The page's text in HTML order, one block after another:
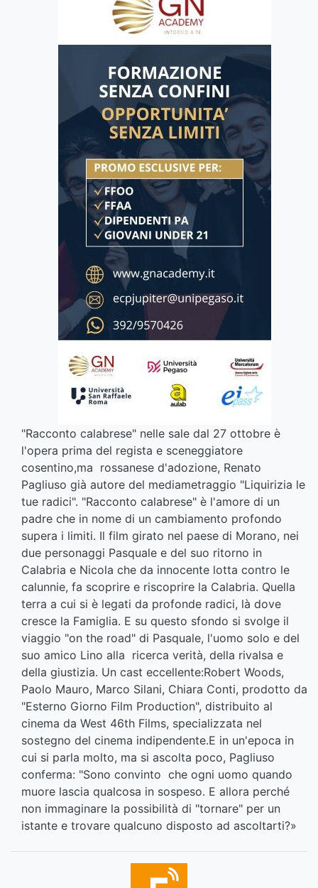
"Racconto calabrese" nelle sale dal 27 ottobre è
l'opera prima del regista e sceneggiatore
cosentino,ma rossanese d'adozione, Renato
Pagliuso già autore del mediametraggio "Liquirizia le
tue radici". "Racconto calabrese" è l'amore di un
padre che in nome di un cambiamento profondo
supera i limiti. Il film girato nel paese di Morano, nei
due personaggi Pasquale e del suo ritorno in
Calabria e Nicola che da innocente lotta contro le
calunnie, fa scoprire e riscoprire la Calabria. Quella
terra a cui si è legati da profonde radici, là dove
cresce la Famiglia. E su questo sfondo si svolge il
viaggio "on the road" di Pasquale, l'uomo solo e del
suo amico Lino alla ricerca verità, della rivalsa e
della giustizia. Un cast eccellente:Robert Woods,
Paolo Mauro, Marco Silani, Chiara Conti, prodotto da
"Esterno Giorno Film Production", distribuito al
cinema da West 46th Films, specializzata nel
sostegno del cinema indipendente.E in un'epoca in
cui si parla molto, ma si ascolta poco, Pagliuso
conferma: "Sono convinto che ogni uomo quando
muore lascia qualcosa in sospeso. E allora perché
non immaginare la possibilità di "tornare" per un
istante e trovare qualcuno disposto ad ascoltarti?»